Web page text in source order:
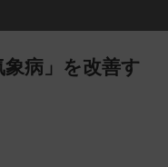
病」を改善す